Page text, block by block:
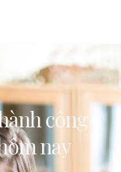
công
nay